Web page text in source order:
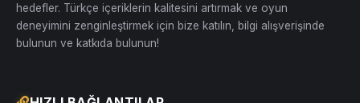
hedefler. Türkçe içeriklerin kalitesini artırmak ve oyun
deneyimini zenginleştirmek için bize katılın, bilgi alışverişinde
bulunun ve katkıda bulunun!